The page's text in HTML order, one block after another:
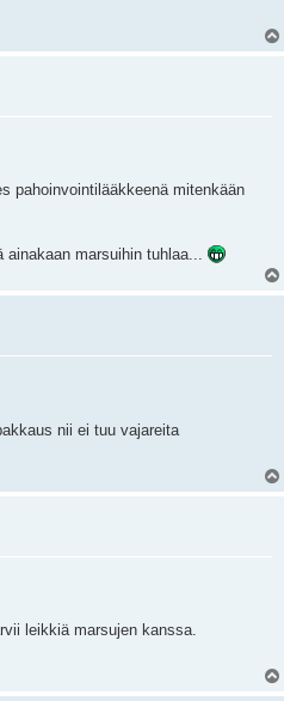
pahoinvointilääkkeenä mitenkään
marsuihin tuhlaa...
nii ei tuu vajareita
leikkiä marsujen kanssa.